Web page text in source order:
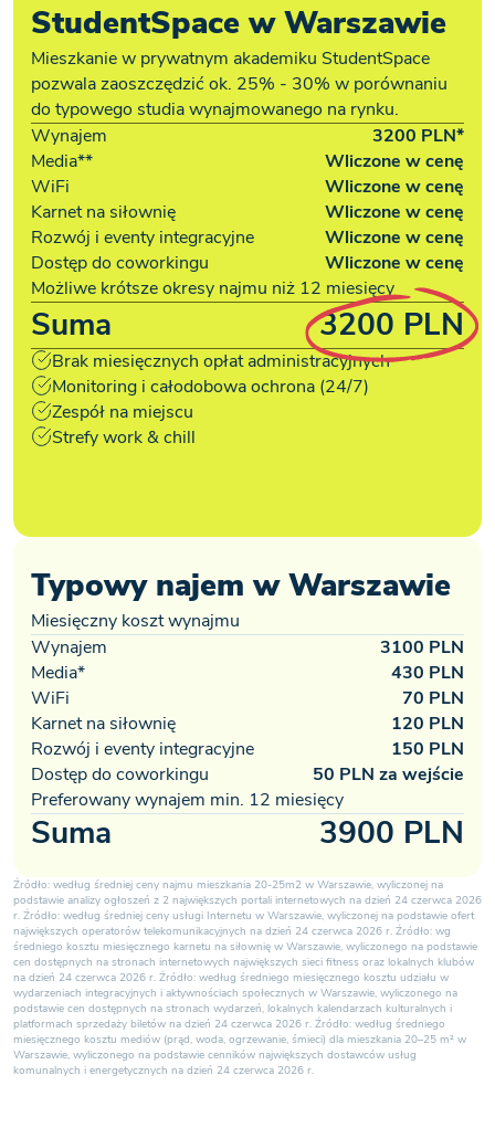
StudentSpace w Warszawie
Mieszkanie w prywatnym akademiku StudentSpace
pozwala zaoszczędzić ok. 25% - 30% w porównaniu
do typowego studia wynajmowanego na rynku.
Wynajem
3200 PLN*
Media**
Wliczone w cenę
WiFi
Wliczone w cenę
Karnet na siłownię
Wliczone w cenę
Rozwój i eventy integracyjne
Wliczone w cenę
Dostęp do coworkingu
Wliczone w cenę
Możliwe krótsze okresy najmu niż 12 miesięcy
Suma 3200 PLN
Brak miesięcznych opłat administracyjnych
Monitoring i całodobowa ochrona (24/7)
Zespół na miejscu
Strefy work & chill
Typowy najem w Warszawie
Miesięczny koszt wynajmu
Wynajem
3100 PLN
Media*
430 PLN
WiFi
70 PLN
Karnet na siłownię
120 PLN
Rozwój i eventy integracyjne
150 PLN
Dostęp do coworkingu
50 PLN za wejście
Preferowany wynajem min. 12 miesięcy
Suma 3900 PLN
Źródło: według średniej ceny najmu mieszkania 20-25m2 w Warszawie, wyliczonej na
podstawie analizy ogłoszeń z 2 największych portali internetowych na dzień 24 czerwca 2026
r. Źródło: według średniej ceny usługi Internetu w Warszawie, wyliczonej na podstawie ofert
największych operatorów telekomunikacyjnych na dzień 24 czerwca 2026 r. Źródło: wg
średniego kosztu miesięcznego karnetu na siłownię w Warszawie, wyliczonego na podstawie
cen dostępnych na stronach internetowych największych sieci fitness oraz lokalnych klubów
na dzień 24 czerwca 2026 r. Źródło: według średniego miesięcznego kosztu udziału w
wydarzeniach integracyjnych i aktywnościach społecznych w Warszawie, wyliczonego na
podstawie cen dostępnych na stronach wydarzeń, lokalnych kalendarzach kulturalnych i
platformach sprzedaży biletów na dzień 24 czerwca 2026 r. Źródło: według średniego
miesięcznego kosztu mediów (prąd, woda, ogrzewanie, śmieci) dla mieszkania 20–25 m² w
Warszawie, wyliczonego na podstawie cenników największych dostawców usług
komunalnych i energetycznych na dzień 24 czerwca 2026 r.